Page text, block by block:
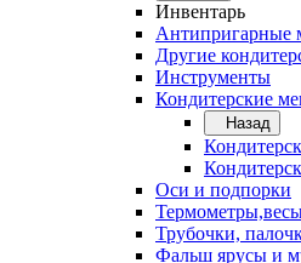
Инвентарь
Антипригарные
Другие
Инструменты
Кондитерские
Назад
Оси и подпорки
Трубочки,
Фальш ярусы и